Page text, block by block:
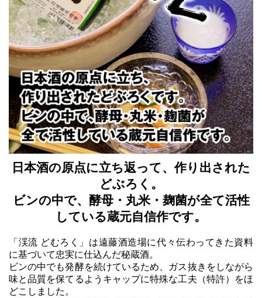
日本酒の原点に立ち返って、作り出された
どぶろく。
ビンの中で、酵母・丸米・麹菌が全て活性
している蔵元自信作です。
「渓流 どむろく」は遠藤酒造場に代々伝わってきた資料
に基づいて忠実に仕込んだ秘蔵酒。
ビンの中でも発酵を続けているため、ガス抜きをしながら
味と品質を保てるようキャップに特殊な工夫（特許）をほ
どこしました。